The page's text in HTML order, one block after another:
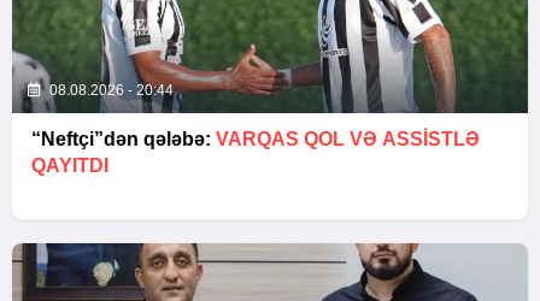
08.08.2026 - 20:44
“Neftçi”dən qələbə: VARQAS QOL VƏ ASSİSTLƏ
QAYITDI